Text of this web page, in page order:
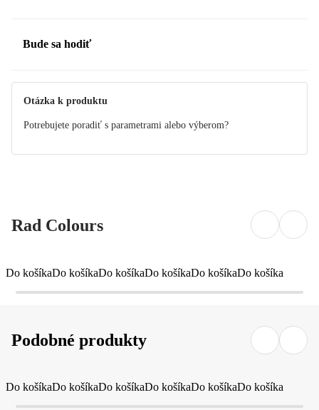
Bude sa hodiť
Otázka k produktu
Potrebujete poradiť s parametrami alebo výberom?
Rad Colours
Do košíkaDo košíkaDo košíkaDo košíkaDo košíkaDo košíka
Podobné produkty
Do košíkaDo košíkaDo košíkaDo košíkaDo košíkaDo košíka